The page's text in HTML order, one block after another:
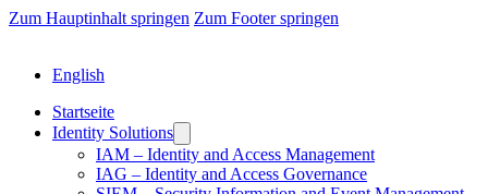
Zum Hauptinhalt springen Zum Footer springen
English
Startseite
Identity Solutions
IAM – Identity and Access Management
IAG – Identity and Access Governance